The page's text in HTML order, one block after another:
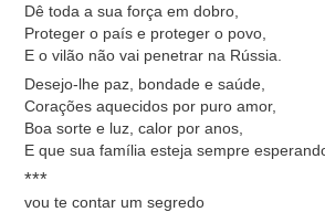
Dê toda a sua força em dobro,
Proteger o país e proteger o povo,
E o vilão não vai penetrar na Rússia.
Desejo-lhe paz, bondade e saúde,
Corações aquecidos por puro amor,
Boa sorte e luz, calor por anos,
E que sua família esteja sempre
***
vou te contar um segredo